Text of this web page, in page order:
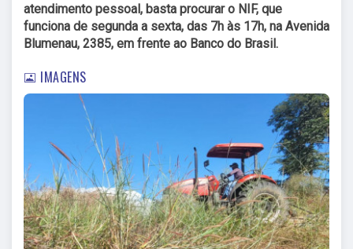
atendimento pessoal, basta procurar o NIF, que
funciona de segunda a sexta, das 7h às 17h, na Avenida
Blumenau, 2385, em frente ao Banco do Brasil.
IMAGENS